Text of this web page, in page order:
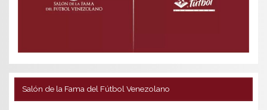
Salón de la Fama del Fútbol Venezolano